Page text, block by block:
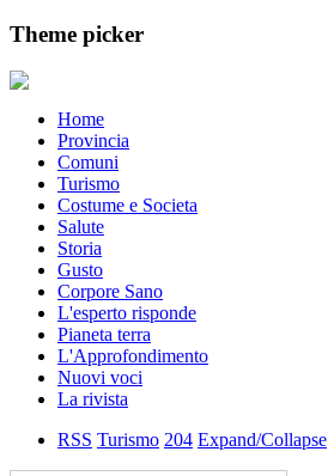
Theme picker
Home
Provincia
Comuni
Turismo
Costume e Societa
Salute
Storia
Gusto
Corpore Sano
L'esperto risponde
Pianeta terra
L'Approfondimento
Nuovi voci
La rivista
RSS Turismo 204 Expand/Collapse